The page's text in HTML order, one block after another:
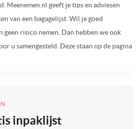
Meenemen.nl geeft je tips en adviesen
van een bagagelijst. Wil je goed
geen risico nemen. Dan hebben we ook
u samengesteld. Deze staan op de pagina
inpaklijst